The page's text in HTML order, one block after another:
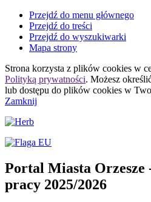
Przejdź do menu głównego
Przejdź do treści
Przejdź do wyszukiwarki
Mapa strony
Strona korzysta z plików cookies w
Polityką prywatności. Możesz
lub dostępu do plików cookies w
Zamknij
Portal Miasta Orzesze
pracy 2025/2026